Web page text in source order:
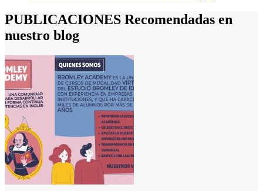
PUBLICACIONES Recomendadas en
nuestro blog